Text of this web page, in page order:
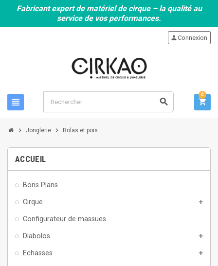
Fabricant expert de matériel de cirque – la qualité au
service de vos performances.
view_headline search
personConnexion
shopping_cart
0
chevron_right Jonglerie chevron_right Bolas et poïs
ACCUEIL
Bons Plans
Cirque add
Configurateur de massues
Diabolos add
Echasses add